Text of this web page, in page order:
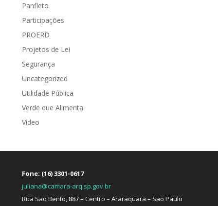
Panfleto
Participações
PROERD
Projetos de Lei
Segurança
Uncategorized
Utilidade Pública
Verde que Alimenta
Vídeo
Fone: (16) 3301-0617
juliana@camara-arq.sp.gov.br
Rua São Bento, 887 – Centro – Araraquara – São Paulo